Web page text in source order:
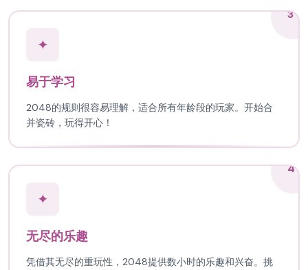
3
✦
易于学习
2048的规则很容易理解，适合所有年龄段的玩家。开始合
并瓷砖，玩得开心！
4
✦
无尽的乐趣
凭借其无尽的重玩性，2048提供数小时的乐趣和兴奋。挑